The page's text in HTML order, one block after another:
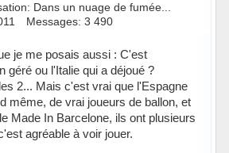
Dans un nuage de fumée...
Messages: 3 490
je me posais aussi : C'est
géré ou l'Italie qui a déjoué ?
2... Mais c'est vrai que l'Espagne
même, de vrai joueurs de ballon, et
Made In Barcelone, ils ont plusieurs
agréable à voir jouer.